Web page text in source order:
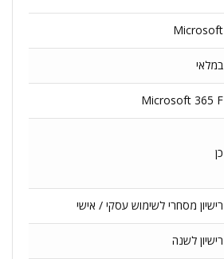
Microsoft
במלאי
Microsoft 365 F
כן
רישיון מסחרי לשימוש עסקי / אישי
רישיון לשנה